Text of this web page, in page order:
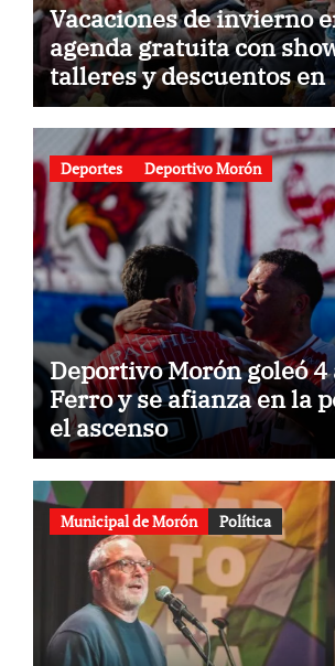
Vacaciones de invierno
agenda gratuita con
talleres y descuentos en
gastronomía
Deportes Deportivo Morón
Deportivo Morón goleó 4
Ferro y se afianza en la
el ascenso
Municipal de Morón Política